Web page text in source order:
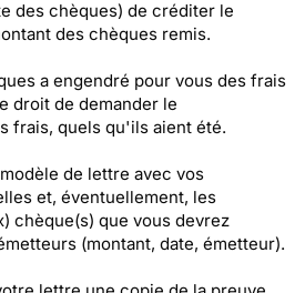
des chèques) de créditer le
des chèques remis.
a engendré pour vous des frais
droit de demander le
frais, quels qu'ils aient été.
de lettre avec vos
et, éventuellement, les
chèque(s) que vous devrez
(montant, date, émetteur).